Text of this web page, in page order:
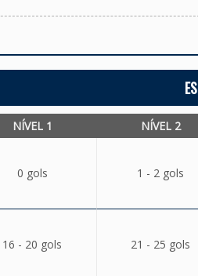
NÍVEL 1 NÍVEL 2
0 gols 1 - 2 gols
16 - 20 gols 21 - 25 gols